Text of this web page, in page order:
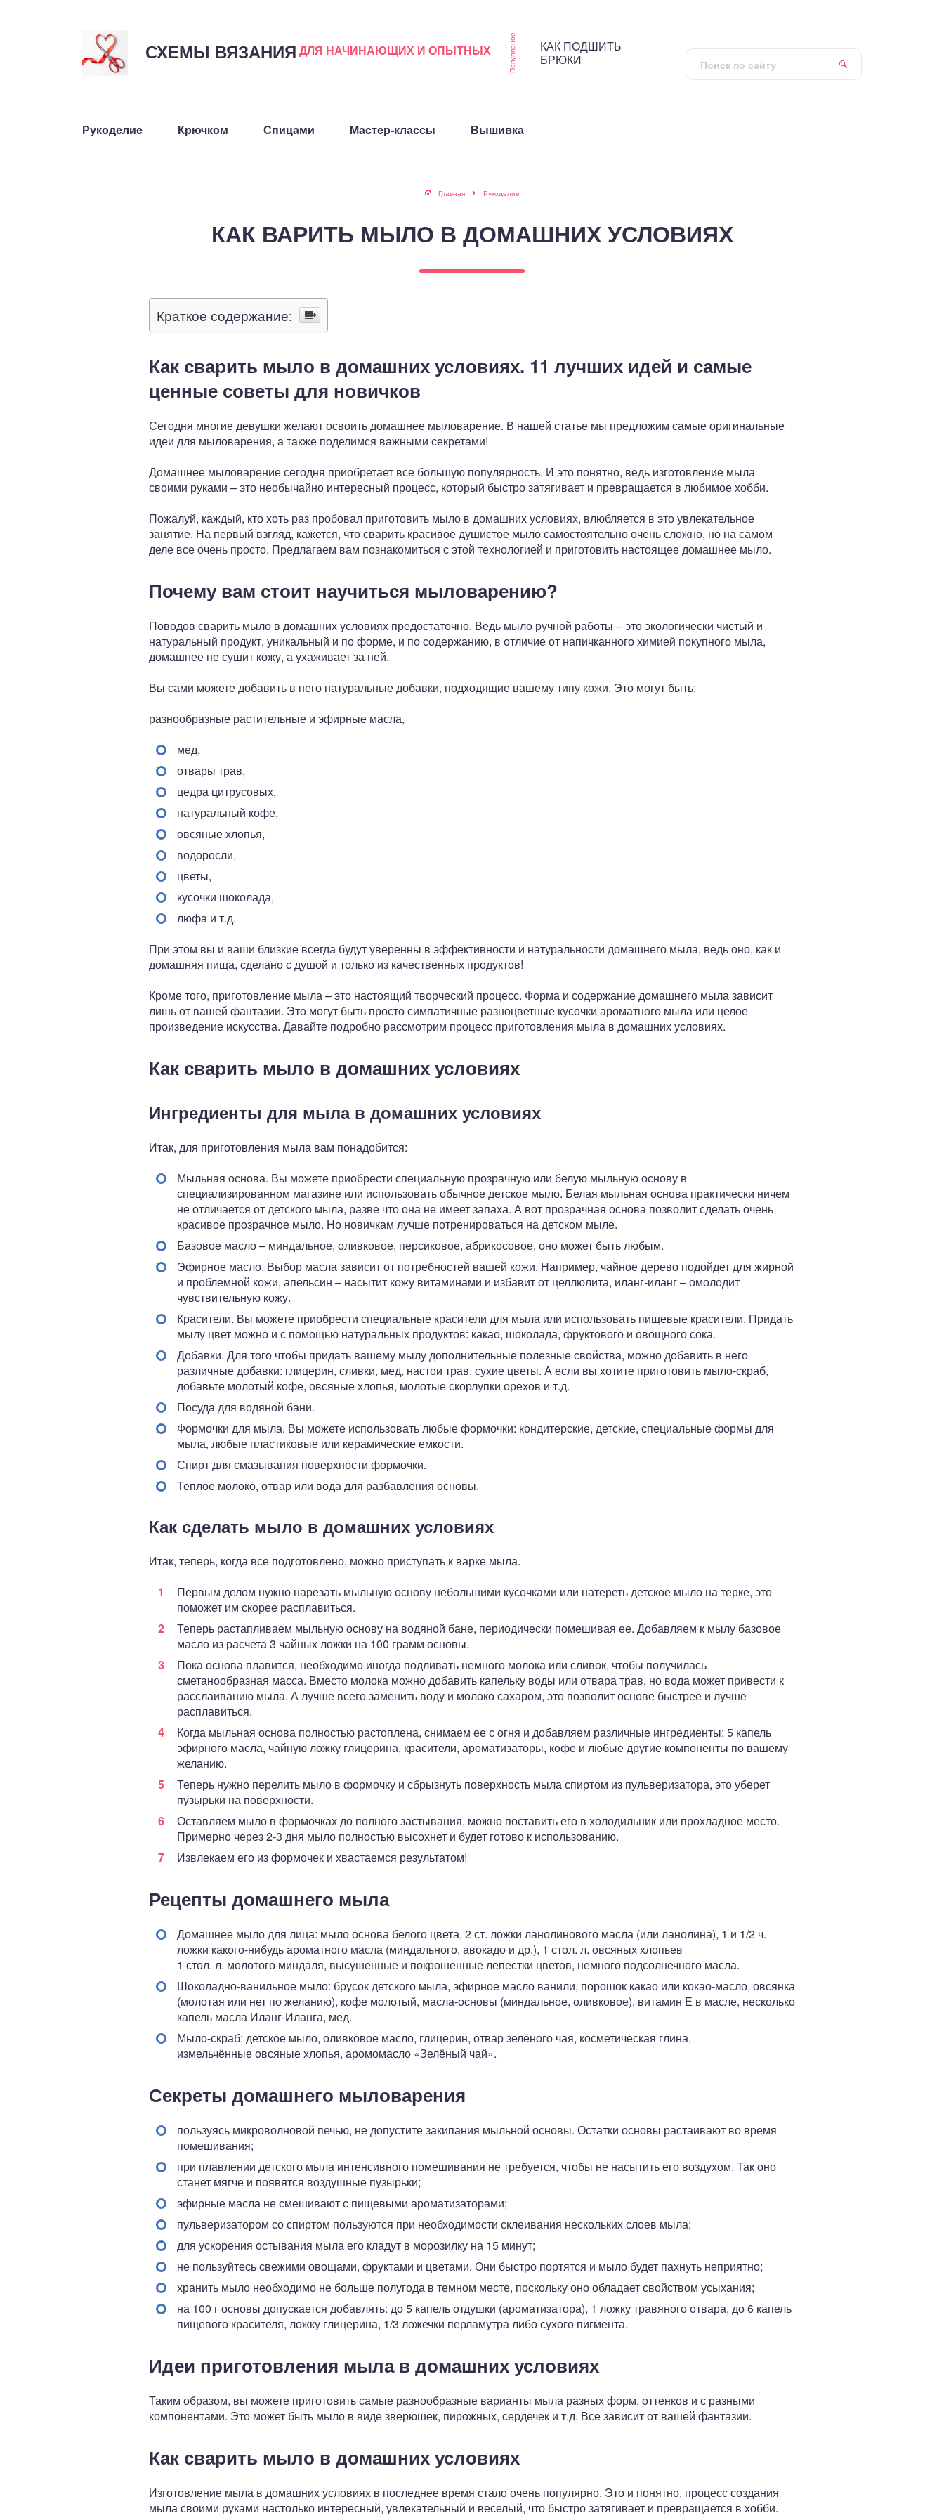
СХЕМЫ ВЯЗАНИЯ ДЛЯ НАЧИНАЮЩИХ И ОПЫТНЫХ Популярное
КАК ПОДШИТЬ
БРЮКИ
Рукоделие Крючком Спицами Мастер-классы Вышивка
Главная Рукоделие
КАК ВАРИТЬ МЫЛО В ДОМАШНИХ УСЛОВИЯХ
Краткое содержание:
Как сварить мыло в домашних условиях. 11 лучших идей и самые
ценные советы для новичков
Сегодня многие девушки желают освоить домашнее мыловарение. В нашей статье мы предложим самые оригинальные
идеи для мыловарения, а также поделимся важными секретами!
Домашнее мыловарение сегодня приобретает все большую популярность. И это понятно, ведь изготовление мыла
своими руками – это необычайно интересный процесс, который быстро затягивает и превращается в любимое хобби.
Пожалуй, каждый, кто хоть раз пробовал приготовить мыло в домашних условиях, влюбляется в это увлекательное
занятие. На первый взгляд, кажется, что сварить красивое душистое мыло самостоятельно очень сложно, но на самом
деле все очень просто. Предлагаем вам познакомиться с этой технологией и приготовить настоящее домашнее мыло.
Почему вам стоит научиться мыловарению?
Поводов сварить мыло в домашних условиях предостаточно. Ведь мыло ручной работы – это экологически чистый и
натуральный продукт, уникальный и по форме, и по содержанию, в отличие от напичканного химией покупного мыла,
домашнее не сушит кожу, а ухаживает за ней.
Вы сами можете добавить в него натуральные добавки, подходящие вашему типу кожи. Это могут быть:
разнообразные растительные и эфирные масла,
мед,
отвары трав,
цедра цитрусовых,
натуральный кофе,
овсяные хлопья,
водоросли,
цветы,
кусочки шоколада,
люфа и т.д.
При этом вы и ваши близкие всегда будут уверенны в эффективности и натуральности домашнего мыла, ведь оно, как и
домашняя пища, сделано с душой и только из качественных продуктов!
Кроме того, приготовление мыла – это настоящий творческий процесс. Форма и содержание домашнего мыла зависит
лишь от вашей фантазии. Это могут быть просто симпатичные разноцветные кусочки ароматного мыла или целое
произведение искусства. Давайте подробно рассмотрим процесс приготовления мыла в домашних условиях.
Как сварить мыло в домашних условиях
Ингредиенты для мыла в домашних условиях
Итак, для приготовления мыла вам понадобится:
Мыльная основа. Вы можете приобрести специальную прозрачную или белую мыльную основу в
специализированном магазине или использовать обычное детское мыло. Белая мыльная основа практически ничем
не отличается от детского мыла, разве что она не имеет запаха. А вот прозрачная основа позволит сделать очень
красивое прозрачное мыло. Но новичкам лучше потренироваться на детском мыле.
Базовое масло – миндальное, оливковое, персиковое, абрикосовое, оно может быть любым.
Эфирное масло. Выбор масла зависит от потребностей вашей кожи. Например, чайное дерево подойдет для жирной
и проблемной кожи, апельсин – насытит кожу витаминами и избавит от целлюлита, иланг-иланг – омолодит
чувствительную кожу.
Красители. Вы можете приобрести специальные красители для мыла или использовать пищевые красители. Придать
мылу цвет можно и с помощью натуральных продуктов: какао, шоколада, фруктового и овощного сока.
Добавки. Для того чтобы придать вашему мылу дополнительные полезные свойства, можно добавить в него
различные добавки: глицерин, сливки, мед, настои трав, сухие цветы. А если вы хотите приготовить мыло-скраб,
добавьте молотый кофе, овсяные хлопья, молотые скорлупки орехов и т.д.
Посуда для водяной бани.
Формочки для мыла. Вы можете использовать любые формочки: кондитерские, детские, специальные формы для
мыла, любые пластиковые или керамические емкости.
Спирт для смазывания поверхности формочки.
Теплое молоко, отвар или вода для разбавления основы.
Как сделать мыло в домашних условиях
Итак, теперь, когда все подготовлено, можно приступать к варке мыла.
Первым делом нужно нарезать мыльную основу небольшими кусочками или натереть детское мыло на терке, это
поможет им скорее расплавиться.
Теперь растапливаем мыльную основу на водяной бане, периодически помешивая ее. Добавляем к мылу базовое
масло из расчета 3 чайных ложки на 100 грамм основы.
Пока основа плавится, необходимо иногда подливать немного молока или сливок, чтобы получилась
сметанообразная масса. Вместо молока можно добавить капельку воды или отвара трав, но вода может привести к
расслаиванию мыла. А лучше всего заменить воду и молоко сахаром, это позволит основе быстрее и лучше
расплавиться.
Когда мыльная основа полностью растоплена, снимаем ее с огня и добавляем различные ингредиенты: 5 капель
эфирного масла, чайную ложку глицерина, красители, ароматизаторы, кофе и любые другие компоненты по вашему
желанию.
Теперь нужно перелить мыло в формочку и сбрызнуть поверхность мыла спиртом из пульверизатора, это уберет
пузырьки на поверхности.
Оставляем мыло в формочках до полного застывания, можно поставить его в холодильник или прохладное место.
Примерно через 2-3 дня мыло полностью высохнет и будет готово к использованию.
Извлекаем его из формочек и хвастаемся результатом!
Рецепты домашнего мыла
Домашнее мыло для лица: мыло основа белого цвета, 2 ст. ложки ланолинового масла (или ланолина), 1 и 1/2 ч.
ложки какого-нибудь ароматного масла (миндального, авокадо и др.), 1 стол. л. овсяных хлопьев
1 стол. л. молотого миндаля, высушенные и покрошенные лепестки цветов, немного подсолнечного масла.
Шоколадно-ванильное мыло: брусок детского мыла, эфирное масло ванили, порошок какао или кокао-масло, овсянка
(молотая или нет по желанию), кофе молотый, масла-основы (миндальное, оливковое), витамин Е в масле, несколько
капель масла Иланг-Иланга, мед.
Мыло-скраб: детское мыло, оливковое масло, глицерин, отвар зелёного чая, косметическая глина,
измельчённые овсяные хлопья, аромомасло «Зелёный чай».
Секреты домашнего мыловарения
пользуясь микроволновой печью, не допустите закипания мыльной основы. Остатки основы растаивают во время
помешивания;
при плавлении детского мыла интенсивного помешивания не требуется, чтобы не насытить его воздухом. Так оно
станет мягче и появятся воздушные пузырьки;
эфирные масла не смешивают с пищевыми ароматизаторами;
пульверизатором со спиртом пользуются при необходимости склеивания нескольких слоев мыла;
для ускорения остывания мыла его кладут в морозилку на 15 минут;
не пользуйтесь свежими овощами, фруктами и цветами. Они быстро портятся и мыло будет пахнуть неприятно;
хранить мыло необходимо не больше полугода в темном месте, поскольку оно обладает свойством усыхания;
на 100 г основы допускается добавлять: до 5 капель отдушки (ароматизатора), 1 ложку травяного отвара, до 6 капель
пищевого красителя, ложку глицерина, 1/3 ложечки перламутра либо сухого пигмента.
Идеи приготовления мыла в домашних условиях
Таким образом, вы можете приготовить самые разнообразные варианты мыла разных форм, оттенков и с разными
компонентами. Это может быть мыло в виде зверюшек, пирожных, сердечек и т.д. Все зависит от вашей фантазии.
Как сварить мыло в домашних условиях
Изготовление мыла в домашних условиях в последнее время стало очень популярно. Это и понятно, процесс создания
мыла своими руками настолько интересный, увлекательный и веселый, что быстро затягивает и превращается в хобби.